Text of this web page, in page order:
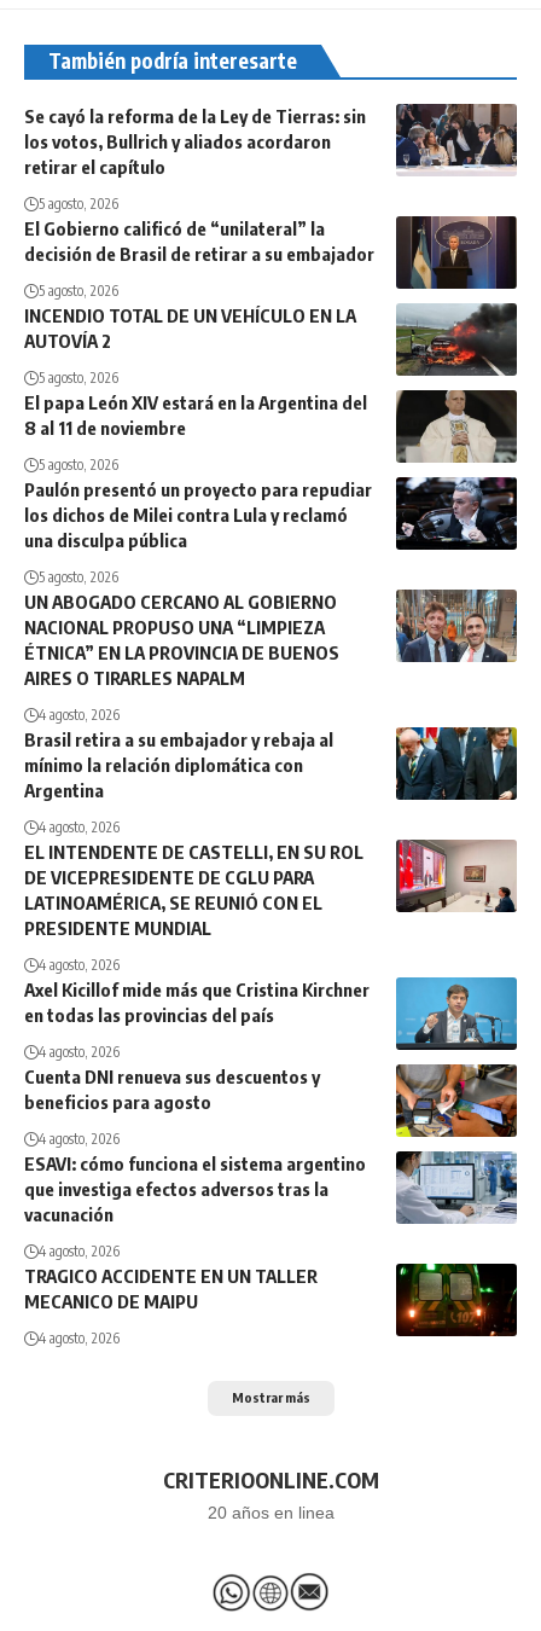
También podría interesarte
Se cayó la reforma de la Ley de Tierras: sin
los votos, Bullrich y aliados acordaron
retirar el capítulo
5 agosto, 2026
El Gobierno calificó de “unilateral” la
decisión de Brasil de retirar a su embajador
5 agosto, 2026
INCENDIO TOTAL DE UN VEHÍCULO EN LA
AUTOVÍA 2
5 agosto, 2026
El papa León XIV estará en la Argentina del
8 al 11 de noviembre
5 agosto, 2026
Paulón presentó un proyecto para repudiar
los dichos de Milei contra Lula y reclamó
una disculpa pública
5 agosto, 2026
UN ABOGADO CERCANO AL GOBIERNO
NACIONAL PROPUSO UNA “LIMPIEZA
ÉTNICA” EN LA PROVINCIA DE BUENOS
AIRES O TIRARLES NAPALM
4 agosto, 2026
Brasil retira a su embajador y rebaja al
mínimo la relación diplomática con
Argentina
4 agosto, 2026
EL INTENDENTE DE CASTELLI, EN SU ROL
DE VICEPRESIDENTE DE CGLU PARA
LATINOAMÉRICA, SE REUNIÓ CON EL
PRESIDENTE MUNDIAL
4 agosto, 2026
Axel Kicillof mide más que Cristina Kirchner
en todas las provincias del país
4 agosto, 2026
Cuenta DNI renueva sus descuentos y
beneficios para agosto
4 agosto, 2026
ESAVI: cómo funciona el sistema argentino
que investiga efectos adversos tras la
vacunación
4 agosto, 2026
TRAGICO ACCIDENTE EN UN TALLER
MECANICO DE MAIPU
4 agosto, 2026
Mostrar más
CRITERIOONLINE.COM
20 años en linea